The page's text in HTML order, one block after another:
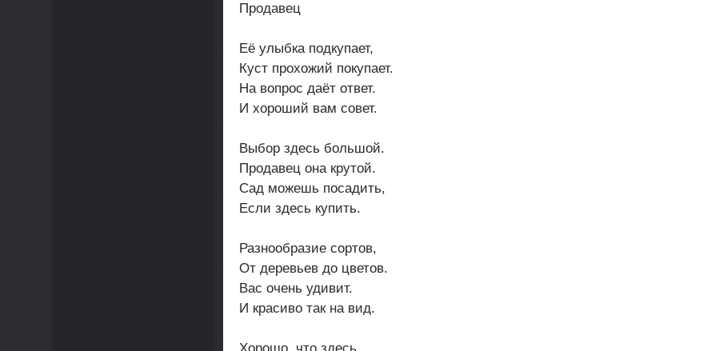
Продавец
Её улыбка подкупает,
Куст прохожий покупает.
На вопрос даёт ответ.
И хороший вам совет.
Выбор здесь большой.
Продавец она крутой.
Сад можешь посадить,
Если здесь купить.
Разнообразие сортов,
От деревьев до цветов.
Вас очень удивит.
И красиво так на вид.